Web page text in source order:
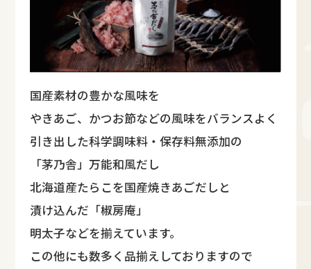
国産素材の豊かな風味を
やきあご、かつお節などの風味をバランスよく
引き出した科学調味料・保存料無添加の
「茅乃舎」万能和風だし
北海道産たらこを国産焼きあごだしと
漬け込んだ「椒房庵」
明太子などを揃えています。
この他にも数多く品揃えしておりますので